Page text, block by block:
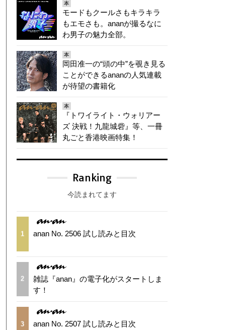
本
モードもクールさもキラキラ
もエモさも。ananが撮るなに
わ男子の魅力全部。
本
岡田准一の“頭の中”を覗き見る
ことができるananの人気連載
が待望の書籍化
本
『トワイライト・ウォリアー
ズ 決戦！九龍城砦』等、一冊
丸ごと香港映画特集！
Ranking
今読まれてます
1 anan No. 2506 試し読みと目次
2
雑誌『anan』の電子化がスタートしま
す！
3 anan No. 2507 試し読みと目次